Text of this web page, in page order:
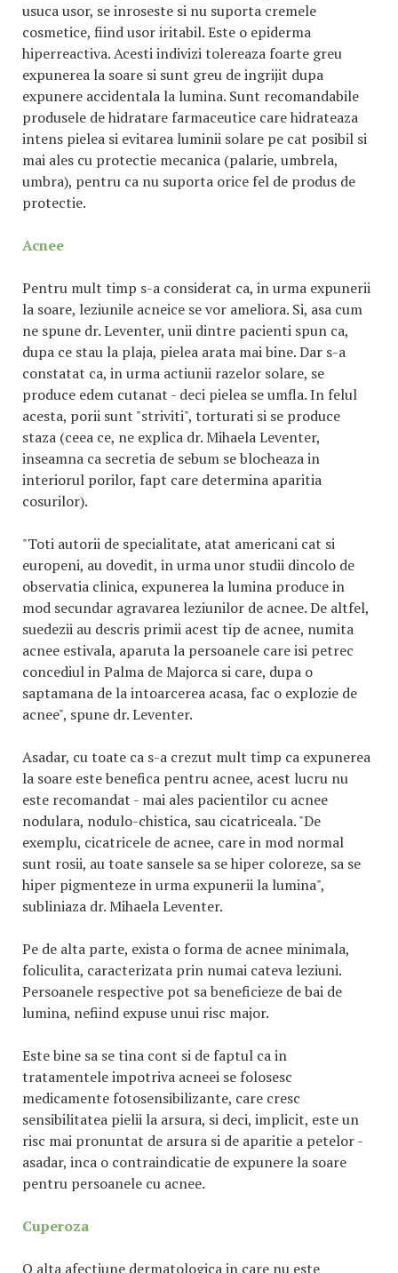
usuca usor, se inroseste si nu suporta cremele
cosmetice, fiind usor iritabil. Este o epiderma
hiperreactiva. Acesti indivizi tolereaza foarte greu
expunerea la soare si sunt greu de ingrijit dupa
expunere accidentala la lumina. Sunt recomandabile
produsele de hidratare farmaceutice care hidrateaza
intens pielea si evitarea luminii solare pe cat posibil si
mai ales cu protectie mecanica (palarie, umbrela,
umbra), pentru ca nu suporta orice fel de produs de
protectie.
Acnee
Pentru mult timp s-a considerat ca, in urma expunerii
la soare, leziunile acneice se vor ameliora. Si, asa cum
ne spune dr. Leventer, unii dintre pacienti spun ca,
dupa ce stau la plaja, pielea arata mai bine. Dar s-a
constatat ca, in urma actiunii razelor solare, se
produce edem cutanat - deci pielea se umfla. In felul
acesta, porii sunt "striviti", torturati si se produce
staza (ceea ce, ne explica dr. Mihaela Leventer,
inseamna ca secretia de sebum se blocheaza in
interiorul porilor, fapt care determina aparitia
cosurilor).
"Toti autorii de specialitate, atat americani cat si
europeni, au dovedit, in urma unor studii dincolo de
observatia clinica, expunerea la lumina produce in
mod secundar agravarea leziunilor de acnee. De altfel,
suedezii au descris primii acest tip de acnee, numita
acnee estivala, aparuta la persoanele care isi petrec
concediul in Palma de Majorca si care, dupa o
saptamana de la intoarcerea acasa, fac o explozie de
acnee", spune dr. Leventer.
Asadar, cu toate ca s-a crezut mult timp ca expunerea
la soare este benefica pentru acnee, acest lucru nu
este recomandat - mai ales pacientilor cu acnee
nodulara, nodulo-chistica, sau cicatriceala. "De
exemplu, cicatricele de acnee, care in mod normal
sunt rosii, au toate sansele sa se hiper coloreze, sa se
hiper pigmenteze in urma expunerii la lumina",
subliniaza dr. Mihaela Leventer.
Pe de alta parte, exista o forma de acnee minimala,
foliculita, caracterizata prin numai cateva leziuni.
Persoanele respective pot sa beneficieze de bai de
lumina, nefiind expuse unui risc major.
Este bine sa se tina cont si de faptul ca in
tratamentele impotriva acneei se folosesc
medicamente fotosensibilizante, care cresc
sensibilitatea pielii la arsura, si deci, implicit, este un
risc mai pronuntat de arsura si de aparitie a petelor -
asadar, inca o contraindicatie de expunere la soare
pentru persoanele cu acnee.
Cuperoza
O alta afectiune dermatologica in care nu este